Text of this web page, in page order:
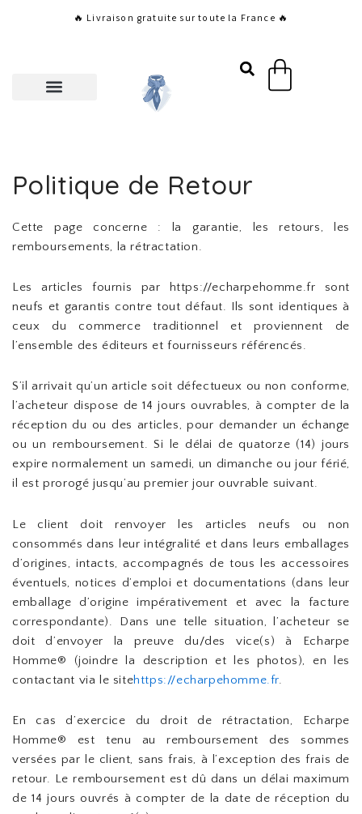
🔥 Livraison gratuite sur toute la France 🔥
Panier
Politique de Retour
Cette page concerne : la garantie, les retours, les
remboursements, la rétractation.
Les articles fournis par https://echarpehomme.fr sont
neufs et garantis contre tout défaut. Ils sont identiques à
ceux du commerce traditionnel et proviennent de
l’ensemble des éditeurs et fournisseurs référencés.
S’il arrivait qu’un article soit défectueux ou non conforme,
l’acheteur dispose de 14 jours ouvrables, à compter de la
réception du ou des articles, pour demander un échange
ou un remboursement. Si le délai de quatorze (14) jours
expire normalement un samedi, un dimanche ou jour férié,
il est prorogé jusqu’au premier jour ouvrable suivant.
Le client doit renvoyer les articles neufs ou non
consommés dans leur intégralité et dans leurs emballages
d’origines, intacts, accompagnés de tous les accessoires
éventuels, notices d’emploi et documentations (dans leur
emballage d’origine impérativement et avec la facture
correspondante). Dans une telle situation, l’acheteur se
doit d’envoyer la preuve du/des vice(s) à Echarpe
Homme® (joindre la description et les photos), en les
contactant via le sitehttps://echarpehomme.fr.
En cas d’exercice du droit de rétractation, Echarpe
Homme® est tenu au remboursement des sommes
versées par le client, sans frais, à l’exception des frais de
retour. Le remboursement est dû dans un délai maximum
de 14 jours ouvrés à compter de la date de réception du